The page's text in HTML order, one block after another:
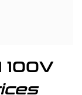
100V